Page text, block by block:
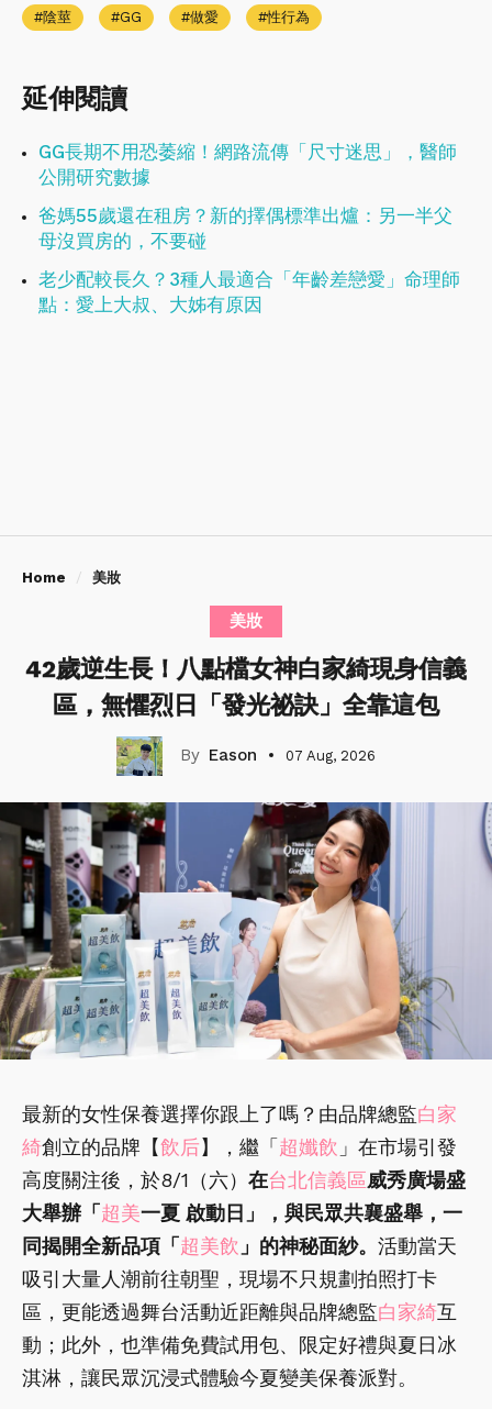
陰莖 GG 做愛 性行為
延伸閱讀
GG長期不用恐萎縮！網路流傳「尺寸迷思」，醫師
公開研究數據
爸媽55歲還在租房？新的擇偶標準出爐：另一半父
母沒買房的，不要碰
老少配較長久？3種人最適合「年齡差戀愛」命理師
點：愛上大叔、大姊有原因
Home 美妝
美妝
42歲逆生長！八點檔女神白家綺現身信義
區，無懼烈日「發光祕訣」全靠這包
Eason 07 Aug, 2026
最新的女性保養選擇你跟上了嗎？由品牌總監白家
綺創立的品牌【飲后】，繼「 超孅飲 」在市場引發
高度關注後，於8/1（六） 在台北信義區威秀廣場盛
大舉辦「 超美一夏 啟動日」，與民眾共襄盛舉，一
同揭開全新品項「 超美飲 」的神秘面紗。 活動當天
吸引大量人潮前往朝聖，現場不只規劃拍照打卡
區，更能透過舞台活動近距離與品牌總監白家綺互
動；此外，也準備免費試用包、限定好禮與夏日冰
淇淋，讓民眾沉浸式體驗今夏變美保養派對。